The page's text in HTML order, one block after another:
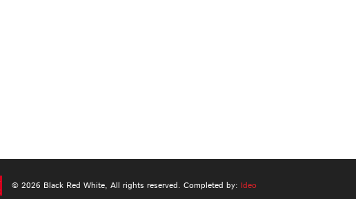
© 2026 Black Red White, All rights reserved. Completed by: Ideo